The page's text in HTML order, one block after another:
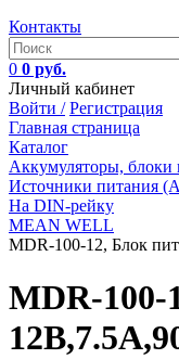
Контакты
0 0 руб.
Личный кабинет
Войти / Регистрация
Главная страница
Каталог
Аккумуляторы, блоки
Источники питания
На DIN-рейку
MEAN WELL
MDR-100-12, Блок
MDR-100-